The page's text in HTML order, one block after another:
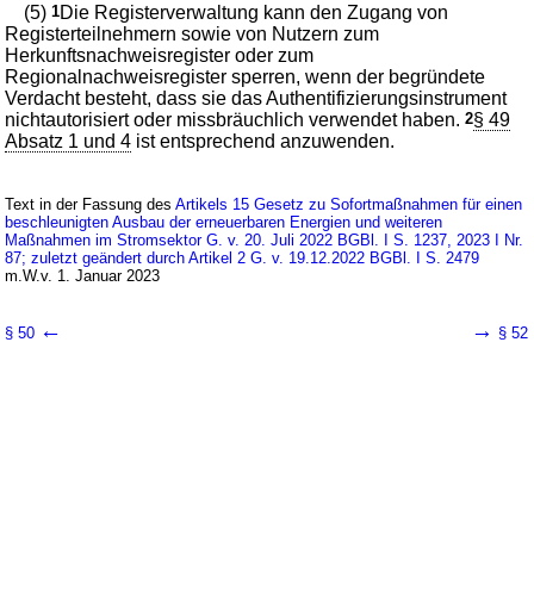
(5)1Die Registerverwaltung kann den Zugang von
Registerteilnehmern sowie von Nutzern zum
Herkunftsnachweisregister oder zum
Regionalnachweisregister sperren, wenn der begründete
Verdacht besteht, dass sie das Authentifizierungsinstrument
nichtautorisiert oder missbräuchlich verwendet haben.2§ 49
Absatz 1 und 4 ist entsprechend anzuwenden.
Text in der Fassung desArtikels 15 Gesetz zu Sofortmaßnahmen für einen
beschleunigten Ausbau der erneuerbaren Energien und weiteren
Maßnahmen im Stromsektor G. v. 20. Juli 2022 BGBl. I S. 1237, 2023 I Nr.
87; zuletzt geändert durch Artikel 2 G. v. 19.12.2022 BGBl. I S. 2479
m.W.v. 1. Januar 2023
§ 50 ← → § 52